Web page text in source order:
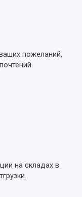
пожеланий,
на складах в